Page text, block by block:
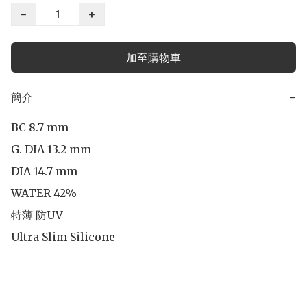
−
+
加至購物車
簡介 −
BC 8.7 mm
G. DIA 13.2 mm
DIA 14.7 mm
WATER 42%
特薄 防UV
Ultra Slim Silicone